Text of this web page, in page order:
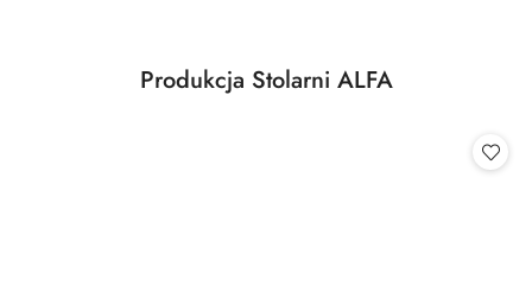
Pomiń karuzelę produktów
Produkty
Produkcja Stolarni ALFA